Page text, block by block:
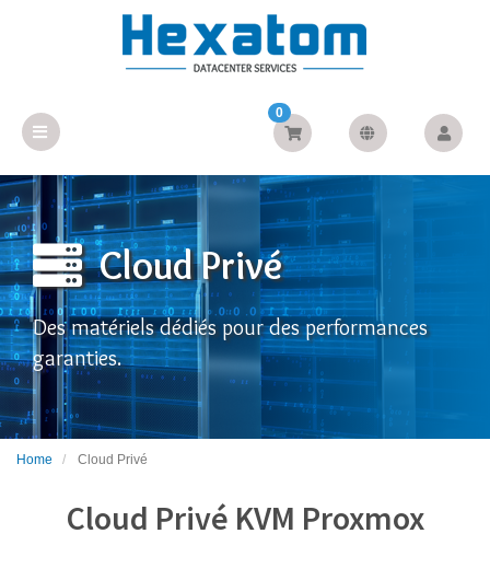
0
Cloud Privé
Des matériels dédiés pour des performances
garanties.
Home Cloud Privé
Cloud Privé KVM Proxmox